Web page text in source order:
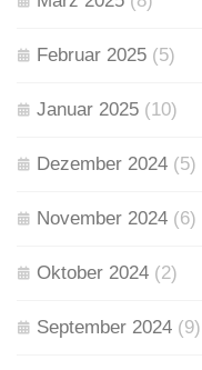
Februar 2025 (5)
Januar 2025 (10)
Dezember 2024 (5)
November 2024 (6)
Oktober 2024 (2)
September 2024 (9)